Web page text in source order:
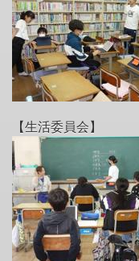
【生活委員会】